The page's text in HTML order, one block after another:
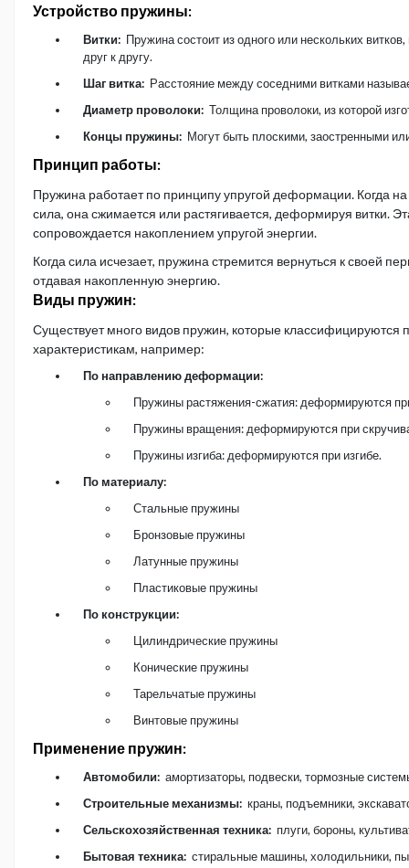
Устройство пружины:
Витки: Пружина состоит из одного или нескольких
друг к другу.
Шаг витка: Расстояние между соседними витками
Диаметр проволоки: Толщина проволоки, из которой
Концы пружины: Могут быть плоскими, заостренными
Принцип работы:
Пружина работает по принципу упругой деформации. Когда на
сила, она сжимается или растягивается, деформируя витки.
сопровождается накоплением упругой энергии.
Когда сила исчезает, пружина стремится вернуться к своей
отдавая накопленную энергию.
Виды пружин:
Существует много видов пружин, которые классифицируются
характеристикам, например:
По направлению деформации:
Пружины растяжения-сжатия: деформируются
Пружины вращения: деформируются при
Пружины изгиба: деформируются при изгибе.
По материалу:
Стальные пружины
Бронзовые пружины
Латунные пружины
Пластиковые пружины
По конструкции:
Цилиндрические пружины
Конические пружины
Тарельчатые пружины
Винтовые пружины
Применение пружин:
Автомобили: амортизаторы, подвески, тормозные
Строительные механизмы: краны, подъемники,
Сельскохозяйственная техника: плуги, бороны,
Бытовая техника: стиральные машины, холодильники,